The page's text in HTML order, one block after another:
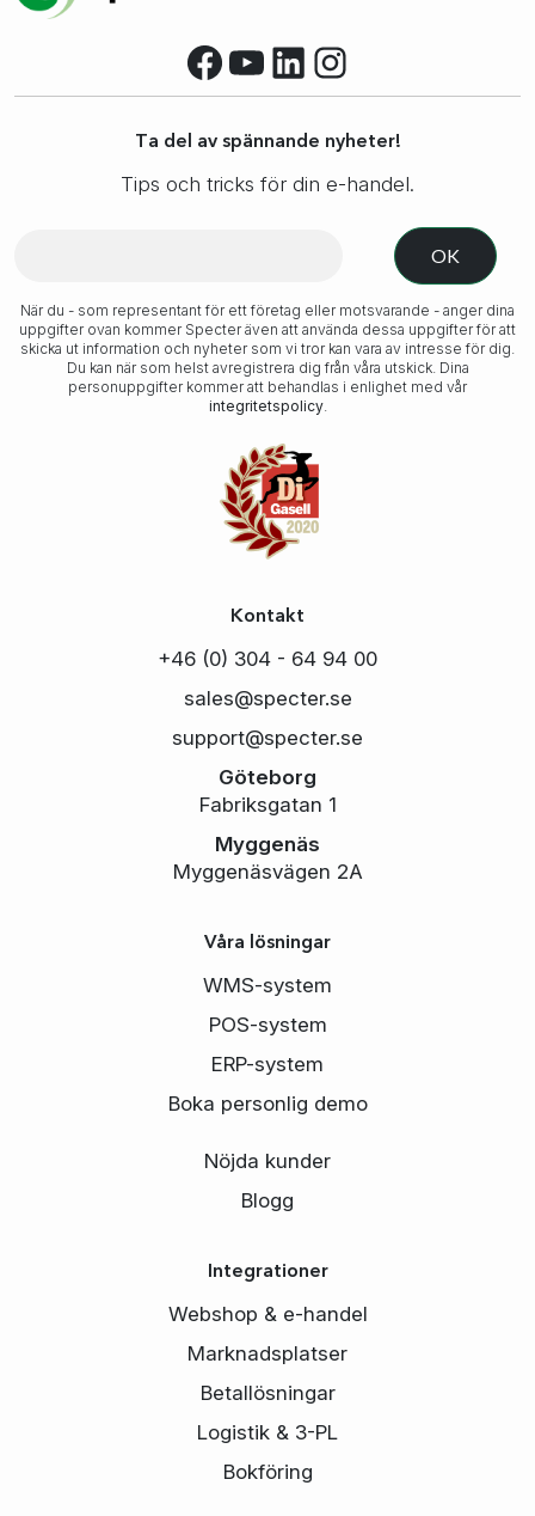
Facebook
YouTube
LinkedIn
Instagram
Ta del av spännande nyheter!
Tips och tricks för din e-handel.
När du - som representant för ett företag eller motsvarande - anger dina
uppgifter ovan kommer Specter även att använda dessa uppgifter för att
skicka ut information och nyheter som vi tror kan vara av intresse för dig.
Du kan när som helst avregistrera dig från våra utskick. Dina
personuppgifter kommer att behandlas i enlighet med vår
integritetspolicy.
Kontakt
+46 (0) 304 - 64 94 00
sales@specter.se
support@specter.se
Göteborg
Fabriksgatan 1
Myggenäs
Myggenäsvägen 2A
Våra lösningar
WMS-system
POS-system
ERP-system
Boka personlig demo
Nöjda kunder
Blogg
Integrationer
Webshop & e-handel
Marknadsplatser
Betallösningar
Logistik & 3-PL
Bokföring